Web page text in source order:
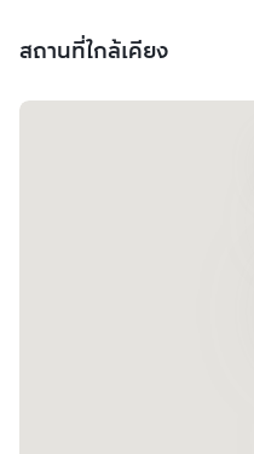
สถานที่ใกล้เคียง